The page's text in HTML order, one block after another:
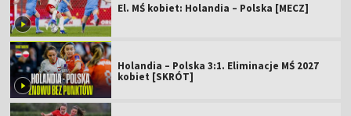
El. MŚ kobiet: Holandia – Polska [MECZ]
Holandia – Polska 3:1. Eliminacje MŚ 2027
kobiet [SKRÓT]